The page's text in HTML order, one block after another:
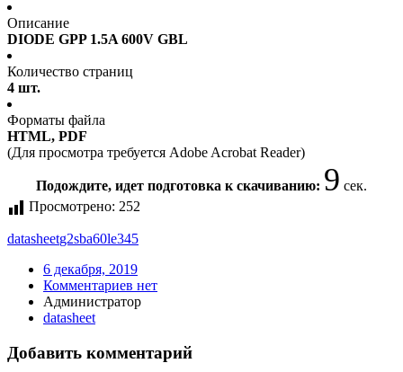
Описание
DIODE GPP 1.5A 600V GBL
Количество страниц
4 шт.
Форматы файла
HTML, PDF
(Для просмотра требуется Adobe Acrobat Reader)
Подождите, идет подготовка к скачиванию: 9 сек.
Просмотрено: 252
datasheetg2sba60le345
6 декабря, 2019
Комментариев нет
Администратор
datasheet
Добавить комментарий